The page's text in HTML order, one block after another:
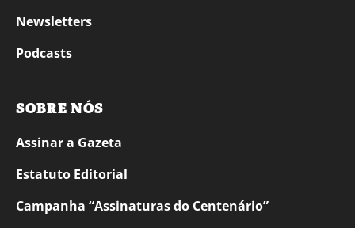
Newsletters
Podcasts
SOBRE NÓS
Assinar a Gazeta
Estatuto Editorial
Campanha “Assinaturas do Centenário”